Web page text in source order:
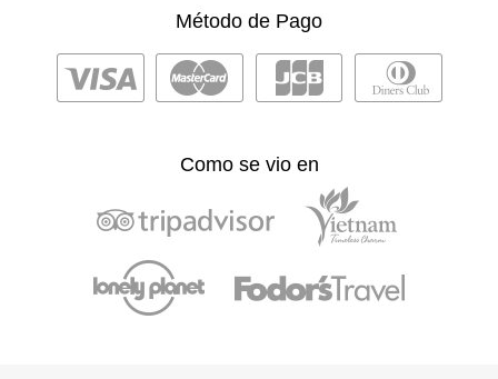
Método de Pago
Como se vio en